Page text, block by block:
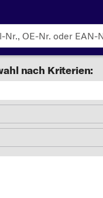
nach Kriterien: